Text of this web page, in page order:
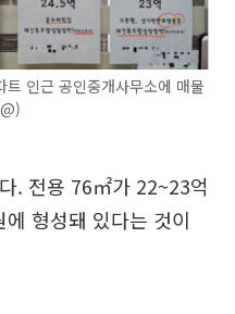
인근 공인중개사무소에 매물
. 전용 76㎡가 22~23억
형성돼 있다는 것이